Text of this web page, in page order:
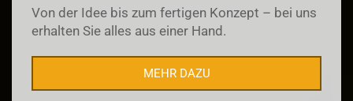
Von der Idee bis zum fertigen Konzept – bei uns
erhalten Sie alles aus einer Hand.
MEHR DAZU